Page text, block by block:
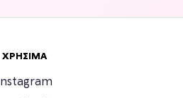
ΧΡΉΣΙΜΑ
Instagram